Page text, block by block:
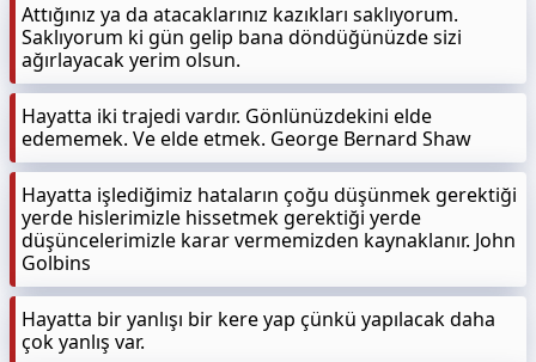
Attığınız ya da atacaklarınız kazıkları saklıyorum.
Saklıyorum ki gün gelip bana döndüğünüzde sizi
ağırlayacak yerim olsun.
Hayatta iki trajedi vardır. Gönlünüzdekini elde
edememek. Ve elde etmek. George Bernard Shaw
Hayatta işlediğimiz hataların çoğu düşünmek gerektiği
yerde hislerimizle hissetmek gerektiği yerde
düşüncelerimizle karar vermemizden kaynaklanır. John
Golbins
Hayatta bir yanlışı bir kere yap çünkü yapılacak daha
çok yanlış var.